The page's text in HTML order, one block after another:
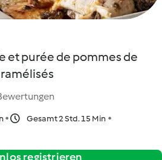
et purée de pommes de
Gesamt 2 Std. 15 Min
registrieren